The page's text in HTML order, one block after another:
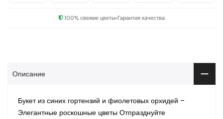
100% свежие цветы Гарантия качества
Описание
Букет из синих гортензий и фиолетовых орхидей –
Элегантные роскошные цветы Отпразднуйте